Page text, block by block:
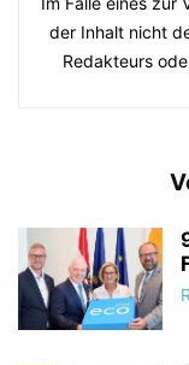
der Inhalt nicht
Redakteurs